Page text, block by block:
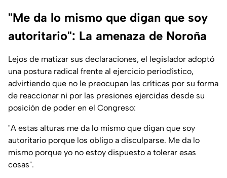
"Me da lo mismo que digan que soy
autoritario": La amenaza de Noroña
Lejos de matizar sus declaraciones, el legislador adoptó
una postura radical frente al ejercicio periodístico,
advirtiendo que no le preocupan las críticas por su forma
de reaccionar ni por las presiones ejercidas desde su
posición de poder en el Congreso:
"A estas alturas me da lo mismo que digan que soy
autoritario porque los obligo a disculparse. Me da lo
mismo porque yo no estoy dispuesto a tolerar esas
cosas".